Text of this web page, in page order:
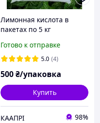
Лимонная кислота в
пакетах по 5 кг
Готово к отправке
5.0 (4)
500₴/упаковка
Купить
КААПРІ 98%